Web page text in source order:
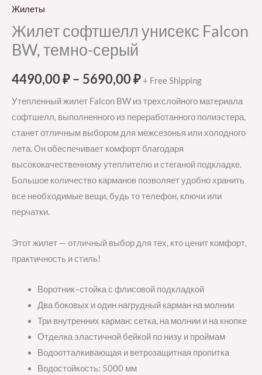
Жилеты
Жилет софтшелл унисекс Falcon
BW, темно-серый
4490,00₽– 5690,00₽+ Free Shipping
Утепленный жилет Falcon BW из трехслойного материала
софтшелл, выполненного из переработанного полиэстера,
станет отличным выбором для межсезонья или холодного
лета. Он обеспечивает комфорт благодаря
высококачественному утеплителю и стеганой подкладке.
Большое количество карманов позволяет удобно хранить
все необходимые вещи, будь то телефон, ключи или
перчатки.
Этот жилет — отличный выбор для тех, кто ценит комфорт,
практичность и стиль!
Воротник–стойка с флисовой подкладкой
Два боковых и один нагрудный карман на молнии
Три внутренних карман: сетка, на молнии и на кнопке
Отделка эластичной бейкой по низу и проймам
Водоотталкивающая и ветрозащитная пропитка
Водостойкость: 5000 мм